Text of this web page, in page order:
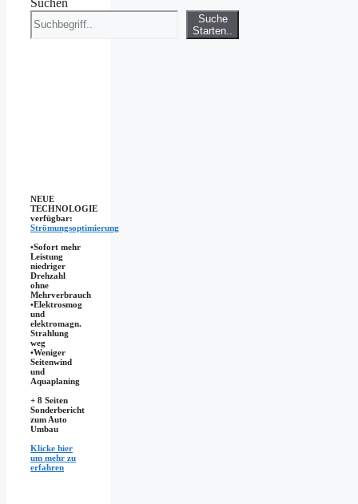
Suche
Starten..
NEUE
TECHNOLOGIE
verfügbar:
Strömungsoptimierung
•Sofort mehr
Leistung
niedriger
Drehzahl
ohne
Mehrverbrauch
•Elektrosmog
und
elektromagn.
Strahlung
weg
•​Weniger
Seitenwind
und
Aquaplaning
+ 8 Seiten
Sonderbericht
zum Auto
Umbau
Klicke hier
um mehr zu
erfahren